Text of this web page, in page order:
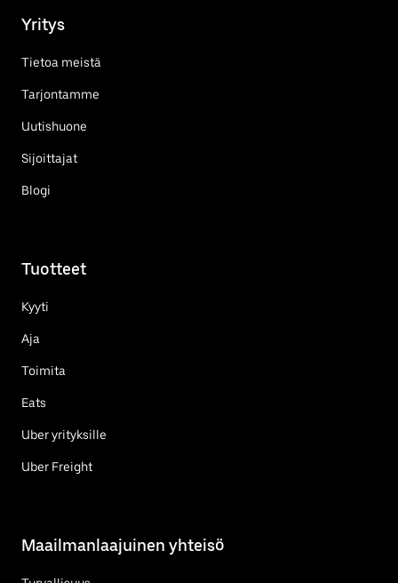
Yritys
Tietoa meistä
Tarjontamme
Uutishuone
Sijoittajat
Blogi
Tuotteet
Kyyti
Aja
Toimita
Eats
Uber yrityksille
Uber Freight
Maailmanlaajuinen yhteisö